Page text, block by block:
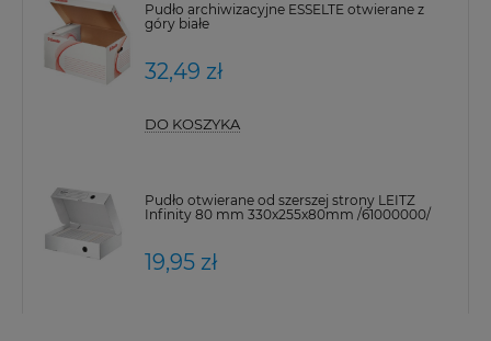
Pudło archiwizacyjne ESSELTE otwierane z
góry białe
32,49 zł
DO KOSZYKA
Pudło otwierane od szerszej strony LEITZ
Infinity 80 mm 330x255x80mm /61000000/
19,95 zł